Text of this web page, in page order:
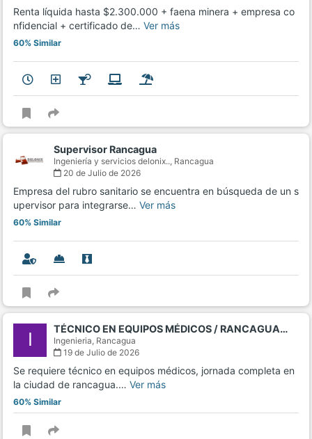
Renta líquida hasta $2.300.000 + faena minera + empresa co
nfidencial + certificado de… Ver más
60% Similar
Supervisor Rancagua
Ingeniería y servicios delonix.., Rancagua
20 de Julio de 2026
Empresa del rubro sanitario se encuentra en búsqueda de un s
upervisor para integrarse… Ver más
60% Similar
I TÉCNICO EN EQUIPOS MÉDICOS / RANCAGUA…
Ingenieria, Rancagua
19 de Julio de 2026
Se requiere técnico en equipos médicos, jornada completa en
la ciudad de rancagua.… Ver más
60% Similar